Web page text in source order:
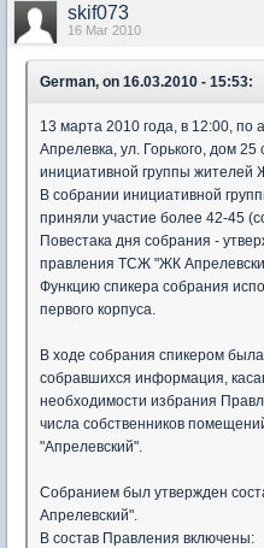
skif073
16 Mar 2010
German, on 16.03.2010 - 15:53:
13 марта 2010 года, в 12:00, по
Апрелевка, ул. Горького, дом 25
инициативной группы жителей
В собрании инициативной
приняли участие более 42-45
Повестака дня собрания -
правления ТСЖ "ЖК
Функцию спикера собрания
первого корпуса.
В ходе собрания спикером
собравшихся информация,
необходимости избрания
числа собственников
"Апрелевский".
Собранием был утвержден
Апрелевский".
В состав Правления включены: